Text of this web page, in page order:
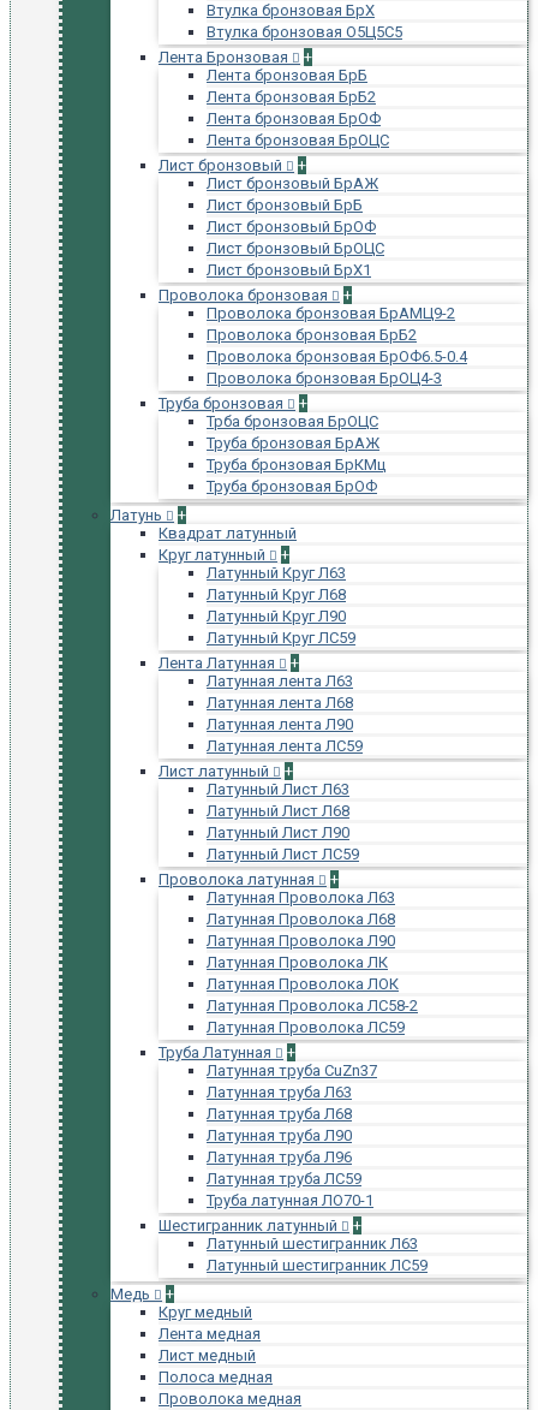
Втулка бронзовая БрХ
Втулка бронзовая О5Ц5С5
Лента Бронзовая
+
Лента бронзовая БрБ
Лента бронзовая БрБ2
Лента бронзовая БрОФ
Лента бронзовая БрОЦС
Лист бронзовый
+
Лист бронзовый БрАЖ
Лист бронзовый БрБ
Лист бронзовый БрОФ
Лист бронзовый БрОЦС
Лист бронзовый БрХ1
Проволока бронзовая
+
Проволока бронзовая БрАМЦ9-2
Проволока бронзовая БрБ2
Проволока бронзовая БрОФ6.5-0.4
Проволока бронзовая БрОЦ4-3
Труба бронзовая
+
Трба бронзовая БрОЦС
Труба бронзовая БрАЖ
Труба бронзовая БрКМц
Труба бронзовая БрОФ
Латунь
+
Квадрат латунный
Круг латунный
+
Латунный Круг Л63
Латунный Круг Л68
Латунный Круг Л90
Латунный Круг ЛС59
Лента Латунная
+
Латунная лента Л63
Латунная лента Л68
Латунная лента Л90
Латунная лента ЛС59
Лист латунный
+
Латунный Лист Л63
Латунный Лист Л68
Латунный Лист Л90
Латунный Лист ЛС59
Проволока латунная
+
Латунная Проволока Л63
Латунная Проволока Л68
Латунная Проволока Л90
Латунная Проволока ЛК
Латунная Проволока ЛОК
Латунная Проволока ЛС58-2
Латунная Проволока ЛС59
Труба Латунная
+
Латунная труба CuZn37
Латунная труба Л63
Латунная труба Л68
Латунная труба Л90
Латунная труба Л96
Латунная труба ЛС59
Труба латунная ЛО70-1
Шестигранник латунный
+
Латунный шестигранник Л63
Латунный шестигранник ЛС59
Медь
+
Круг медный
Лента медная
Лист медный
Полоса медная
Проволока медная